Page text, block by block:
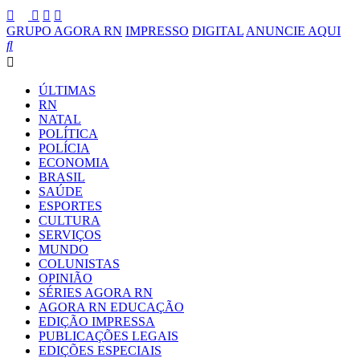
GRUPO AGORA RN IMPRESSO DIGITAL ANUNCIE AQUI
ÚLTIMAS
RN
NATAL
POLÍTICA
POLÍCIA
ECONOMIA
BRASIL
SAÚDE
ESPORTES
CULTURA
SERVIÇOS
MUNDO
COLUNISTAS
OPINIÃO
SÉRIES AGORA RN
AGORA RN EDUCAÇÃO
EDIÇÃO IMPRESSA
PUBLICAÇÕES LEGAIS
EDIÇÕES ESPECIAIS